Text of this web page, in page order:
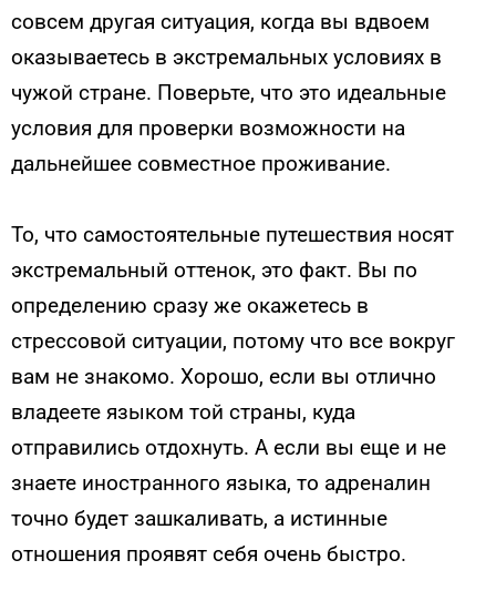
совсем другая ситуация, когда вы вдвоем
оказываетесь в экстремальных условиях в
чужой стране. Поверьте, что это идеальные
условия для проверки возможности на
дальнейшее совместное проживание.
То, что самостоятельные путешествия носят
экстремальный оттенок, это факт. Вы по
определению сразу же окажетесь в
стрессовой ситуации, потому что все вокруг
вам не знакомо. Хорошо, если вы отлично
владеете языком той страны, куда
отправились отдохнуть. А если вы еще и не
знаете иностранного языка, то адреналин
точно будет зашкаливать, а истинные
отношения проявят себя очень быстро.